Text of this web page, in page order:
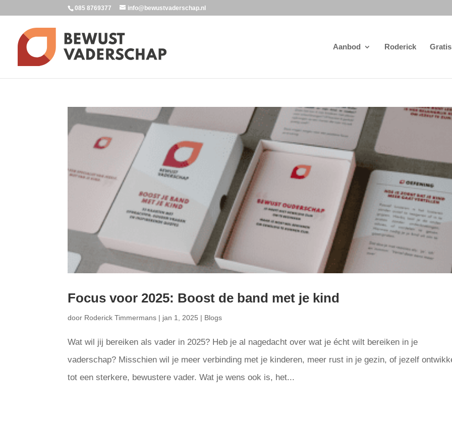
085 8769377 info@bewustvaderschap.nl
Aanbod Roderick Gratis
Focus voor 2025: Boost de band met je kind
door Roderick Timmermans | jan 1, 2025 | Blogs
Wat wil jij bereiken als vader in 2025? Heb je al nagedacht over wat je écht wilt bereiken in je
vaderschap? Misschien wil je meer verbinding met je kinderen, meer rust in je gezin, of jezelf
tot een sterkere, bewustere vader. Wat je wens ook is, het...